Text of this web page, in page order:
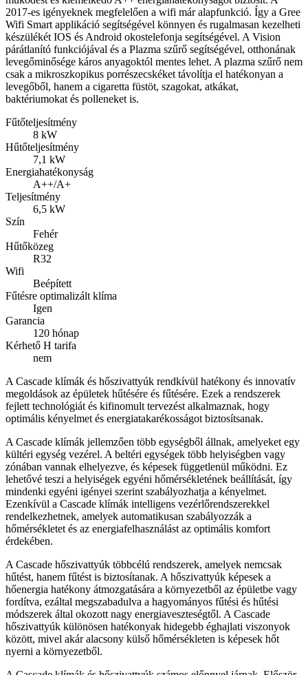
2017-es igényeknek megfelelően a wifi már alapfunkció. Így a Gree
Wifi Smart applikáció segítségével könnyen és rugalmasan kezelheti
készülékét IOS és Android okostelefonja segítségével. A Vision
párátlanító funkciójával és a Plazma szűrő segítségével, otthonának
levegőminősége káros anyagoktól mentes lehet. A plazma szűrő nem
csak a mikroszkopikus porrészecskéket távolítja el hatékonyan a
levegőből, hanem a cigaretta füstöt, szagokat, atkákat,
baktériumokat és polleneket is.
Fűtőteljesítmény
8 kW
Hűtőteljesítmény
7,1 kW
Energiahatékonyság
A++/A+
Teljesítmény
6,5 kW
Szín
Fehér
Hűtőközeg
R32
Wifi
Beépített
Fűtésre optimalizált klíma
Igen
Garancia
120 hónap
Kérhető H tarifa
nem
A Cascade klímák és hőszivattyúk rendkívül hatékony és innovatív
megoldások az épületek hűtésére és fűtésére. Ezek a rendszerek
fejlett technológiát és kifinomult tervezést alkalmaznak, hogy
optimális kényelmet és energiatakarékosságot biztosítsanak.
A Cascade klímák jellemzően több egységből állnak, amelyeket egy
kültéri egység vezérel. A beltéri egységek több helyiségben vagy
zónában vannak elhelyezve, és képesek függetlenül működni. Ez
lehetővé teszi a helyiségek egyéni hőmérsékletének beállítását, így
mindenki egyéni igényei szerint szabályozhatja a kényelmet.
Ezenkívül a Cascade klímák intelligens vezérlőrendszerekkel
rendelkezhetnek, amelyek automatikusan szabályozzák a
hőmérsékletet és az energiafelhasználást az optimális komfort
érdekében.
A Cascade hőszivattyúk többcélú rendszerek, amelyek nemcsak
hűtést, hanem fűtést is biztosítanak. A hőszivattyúk képesek a
hőenergia hatékony átmozgatására a környezetből az épületbe vagy
fordítva, ezáltal megszabadulva a hagyományos fűtési és hűtési
módszerek által okozott nagy energiaveszteségtől. A Cascade
hőszivattyúk különösen hatékonyak hidegebb éghajlati viszonyok
között, mivel akár alacsony külső hőmérsékleten is képesek hőt
nyerni a környezetből.